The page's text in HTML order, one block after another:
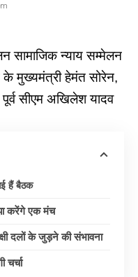
सामाजिक न्याय सम्मेलन
के मुख्यमंत्री हेमंत सोरेन,
पूर्व सीएम अखिलेश यादव
हैं बैठक
करेंगे एक मंच
दलों के जुड़ने की संभावना
चर्चा